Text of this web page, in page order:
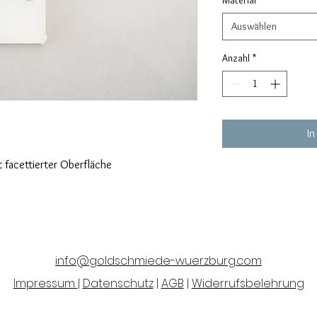
facettierter Oberfläche
Auswählen
Anzahl *
info@goldschmiede-wuerzburg.com
Impressum | Datenschutz| AGB | Widerrufsbelehrung